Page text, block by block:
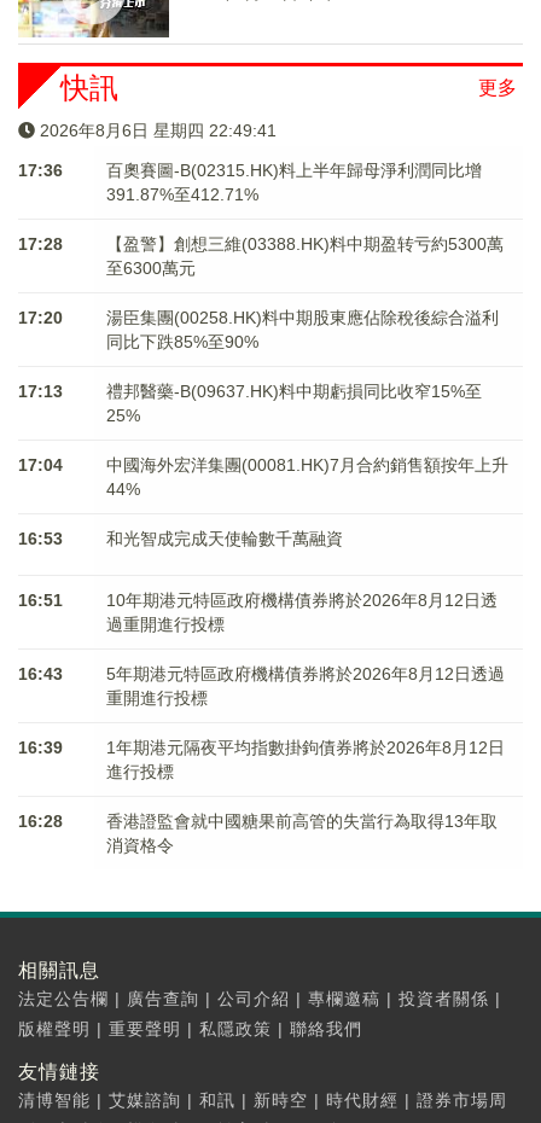
更多
快訊
2026年8月6日 星期四 22:49:41
17:36
百奧賽圖-B(02315.HK)料上半年歸母淨利潤同比增
391.87%至412.71%
17:28
【盈警】創想三維(03388.HK)料中期盈转亏約5300萬
至6300萬元
17:20
湯臣集團(00258.HK)料中期股東應佔除稅後綜合溢利
同比下跌85%至90%
17:13
禮邦醫藥-B(09637.HK)料中期虧損同比收窄15%至
25%
17:04
中國海外宏洋集團(00081.HK)7月合約銷售額按年上升
44%
16:53 和光智成完成天使輪數千萬融資
16:51
10年期港元特區政府機構債券將於2026年8月12日透
過重開進行投標
16:43
5年期港元特區政府機構債券將於2026年8月12日透過
重開進行投標
16:39
1年期港元隔夜平均指數掛鉤債券將於2026年8月12日
進行投標
16:28
香港證監會就中國糖果前高管的失當行為取得13年取
消資格令
相關訊息
法定公告欄 | 廣告查詢 | 公司介紹 | 專欄邀稿 | 投資者關係 |
版權聲明 | 重要聲明 | 私隱政策 | 聯絡我們
友情鏈接
清博智能 | 艾媒諮詢 | 和訊 | 新時空 | 時代財經 | 證券市場周